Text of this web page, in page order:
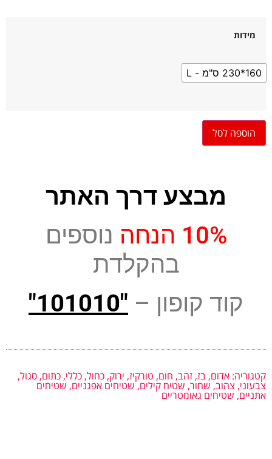
מידות
160*230 ס"מ - L
הוספה לסל
מבצע דרך האתר
10% הנחה
נוספים
בהקלדת
קוד קופון – "101010"
קטגוריה: אדום, בז, זהב, חום, טורקיז, ירוק, כחול, כללי, כתום, סגול,
צבעוני, צהוב, שחור, שטיח קילים,שטיחים אפגניים, שטיחים
אתניים, שטיחים גאומטריים